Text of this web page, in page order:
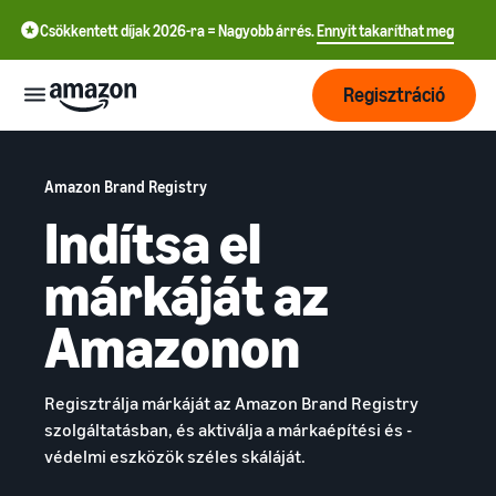
Csökkentett díjak 2026-ra = Nagyobb árrés.Ennyit takaríthat meg
Kezdjen el
még ma
értékesíteni
az
Amazonon!
Válasszon értékesítési
tervet!
Eladói csomagok
összehasonlítása
Szállítás
Megrendelések
feldolgozásának
áttekintése
Fulfilment by Amazon
Bízza ránk a kiszállítást, a
Növekedés
Érjen el
több
vásárlót!
Árazás
Tudjon meg
中
文
-
CN
English
- GB
Regisztráció
Amazon Brand Registry
Indítsa el
márkáját az
Amazonon
Regisztrálja márkáját az Amazon Brand Registry
szolgáltatásban, és aktiválja a márkaépítési és -
védelmi eszközök széles skáláját.